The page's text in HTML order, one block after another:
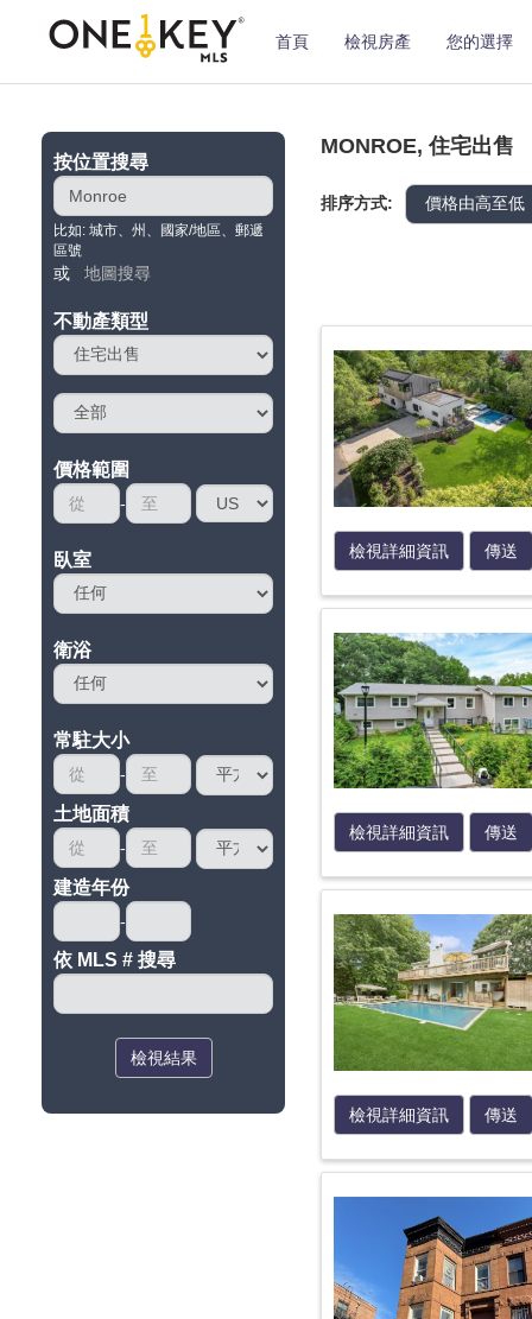
首頁 檢視房產 您的選擇
按位置搜尋
比如: 城市、州、國家/地區、郵遞
區號
或 地圖搜尋
不動產類型
價格範圍
臥室
衛浴
常駐大小
土地面積
建造年份
依 MLS # 搜尋
檢視結果
MONROE, 住宅出售
排序方式:
檢視詳細資訊 傳送
檢視詳細資訊 傳送
檢視詳細資訊 傳送